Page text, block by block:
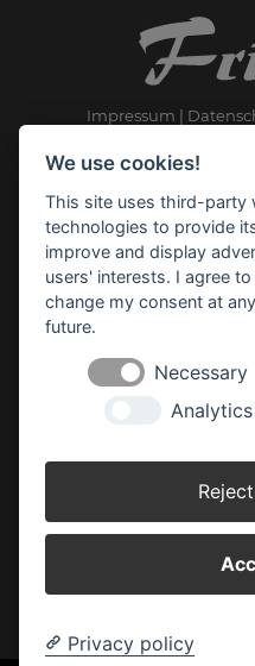
Impressum
Cookie-
Profi
49808
Telefon: 05
Montag -
Samstag:
We use cookies!
This site uses third-party
technologies to provide
improve and display
users' interests. I agree
change my consent at
future.
Necessary
Analytics
Privacy policy